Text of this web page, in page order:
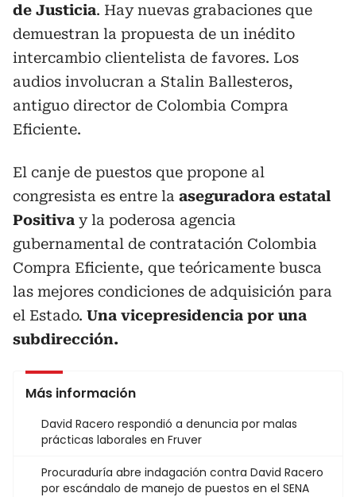
de Justicia. Hay nuevas grabaciones que
demuestran la propuesta de un inédito
intercambio clientelista de favores. Los
audios involucran a Stalin Ballesteros,
antiguo director de Colombia Compra
Eficiente.
El canje de puestos que propone al
congresista es entre la aseguradora estatal
Positiva y la poderosa agencia
gubernamental de contratación Colombia
Compra Eficiente, que teóricamente busca
las mejores condiciones de adquisición para
el Estado. Una vicepresidencia por una
subdirección.
Más información
David Racero respondió a denuncia por malas
prácticas laborales en Fruver
Procuraduría abre indagación contra David Racero
por escándalo de manejo de puestos en el SENA